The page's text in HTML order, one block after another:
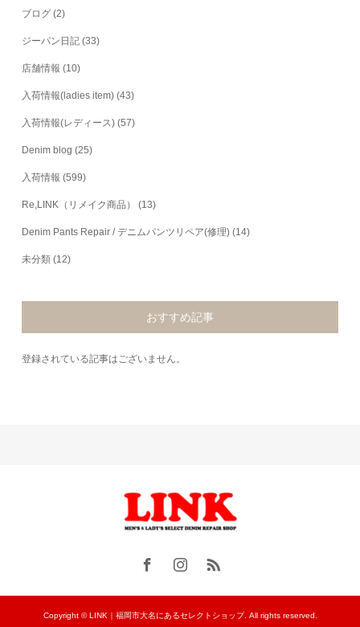
ブログ (2)
ジーパン日記 (33)
店舗情報 (10)
入荷情報(ladies item) (43)
入荷情報(レディース) (57)
Denim blog (25)
入荷情報 (599)
Re,LINK（リメイク商品） (13)
Denim Pants Repair / デニムパンツリペア(修理) (14)
未分類 (12)
おすすめ記事
登録されている記事はございません。
Copyright © LINK｜福岡市大名にあるセレクトショップ. All rights reserved.